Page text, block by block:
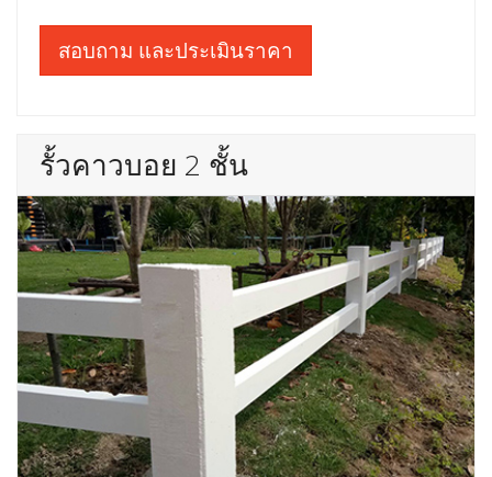
สอบถาม และประเมินราคา
รั้วคาวบอย 2 ชั้น